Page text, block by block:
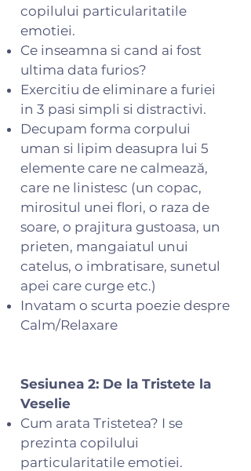
copilului particularitatile
emotiei.
Ce inseamna si cand ai fost
ultima data furios?
Exercitiu de eliminare a furiei
in 3 pasi simpli si distractivi.
Decupam forma corpului
uman si lipim deasupra lui 5
elemente care ne calmează,
care ne linistesc (un copac,
mirositul unei flori, o raza de
soare, o prajitura gustoasa, un
prieten, mangaiatul unui
catelus, o imbratisare, sunetul
apei care curge etc.)
Invatam o scurta poezie despre
Calm/Relaxare
Sesiunea 2: De la Tristete la
Veselie
Cum arata Tristetea? I se
prezinta copilului
particularitatile emotiei.